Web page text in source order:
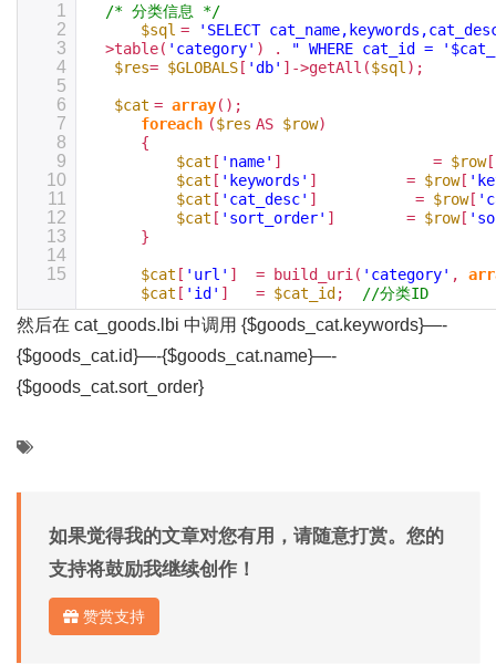
1
2
3
4
5
6
7
8
9
10
11
12
13
14
15
/* 分类信息 */
$sql =
'SELECT
>table( 'category' ) .
" WHERE cat_id =
$res= $GLOBALS [ 'db' ]->getAll($sql );
$cat = array();
foreach ($res AS $row)
{
$cat [ 'name' ] = $row[
$cat [ 'keywords' ] = $row[
$cat [ 'cat_desc' ] = $row[
$cat [ 'sort_order' ] = $row[
}
$cat [ 'url' ] = build_uri( 'category' ,
$cat [ 'id' ] = $cat_id ; //分类ID
然后在 cat_goods.lbi 中调用 {$goods_cat.keywords}—-
{$goods_cat.id}—-{$goods_cat.name}—-
{$goods_cat.sort_order}
如果觉得我的文章对您有用，请随意打赏。您的
支持将鼓励我继续创作！
赞赏支持